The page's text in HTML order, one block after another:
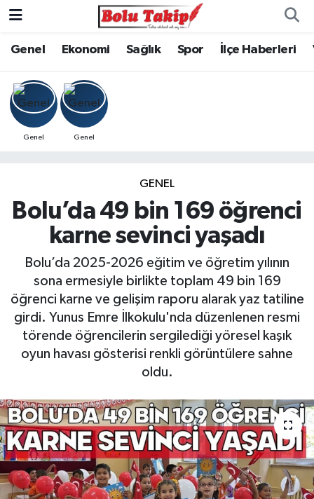
Genel Ekonomi Sağlık Spor İlçe Haberleri
Genel Genel
GENEL
Bolu’da 49 bin 169 öğrenci
karne sevinci yaşadı
Bolu’da 2025-2026 eğitim ve öğretim yılının
sona ermesiyle birlikte toplam 49 bin 169
öğrenci karne ve gelişim raporu alarak yaz tatiline
girdi. Yunus Emre İlkokulu'nda düzenlenen resmi
törende öğrencilerin sergilediği yöresel kaşık
oyun havası gösterisi renkli görüntülere sahne
oldu.